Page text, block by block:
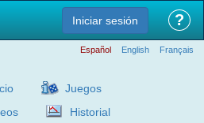
Iniciar sesión ?
Español English Français
Juegos
Historial